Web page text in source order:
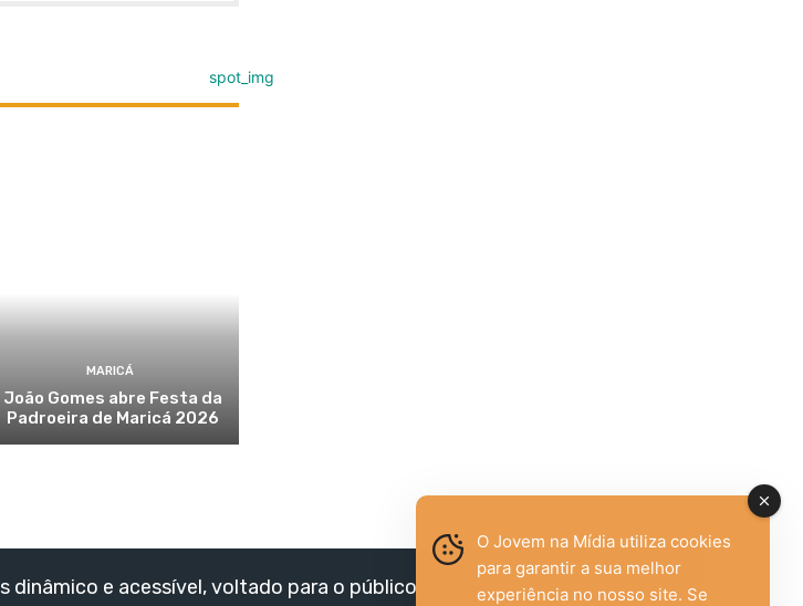
MARICÁ
João Gomes abre Festa da
Padroeira de Maricá 2026
dinâmico e acessível, voltado para o público jovem,
O Jovem na Mídia utiliza cookies
para garantir a sua melhor
experiência no nosso site. Se